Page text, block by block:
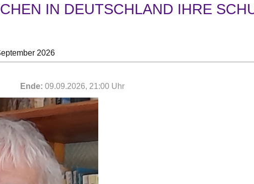
IN DEUTSCHLAND IHRE
2026
Ende:09.09.2026, 21:00 Uhr